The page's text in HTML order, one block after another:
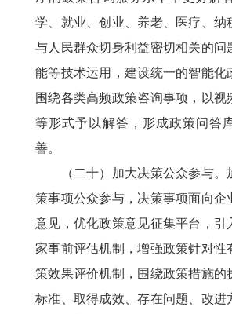
学、就业、创业、养老、医疗、纳
与人民群众切身利益密切相关的问
能等技术运用，建设统一的智能化
围绕各类高频政策咨询事项，以视
等形式予以解答，形成政策问答
善。
（二十）加大决策公众参与。
策事项公众参与，决策事项面向企
意见，优化政策意见征集平台，引
家事前评估机制，增强政策针对性
策效果评价机制，围绕政策措施的
标准、取得成效、存在问题、改进